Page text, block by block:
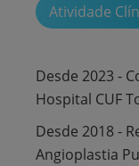
Atividade
Desde 2023 -
Hospital CUF
Desde 2018 -
Angioplastia